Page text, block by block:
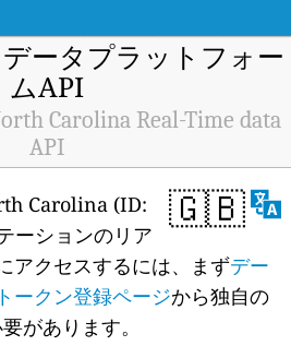
ータプラットフォー
ムAPI
Carolina Real-Time data
API
🇬🇧
Carolina (ID:
ーションのリア
アクセスするには、まずデー
ークン登録ページから独自の
があります。